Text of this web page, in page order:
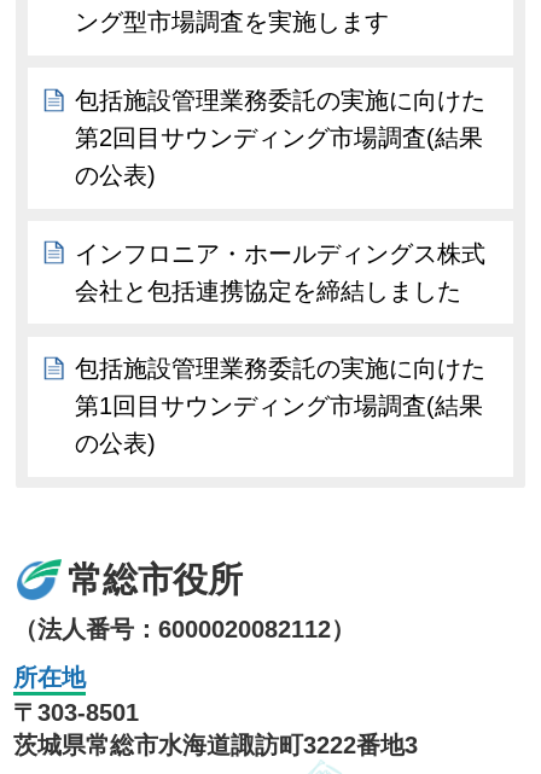
ング型市場調査を実施します
包括施設管理業務委託の実施に向けた
第2回目サウンディング市場調査(結果
の公表)
インフロニア・ホールディングス株式
会社と包括連携協定を締結しました
包括施設管理業務委託の実施に向けた
第1回目サウンディング市場調査(結果
の公表)
常総市役所
（法人番号：6000020082112）
所在地
〒303-8501
茨城県常総市水海道諏訪町3222番地3